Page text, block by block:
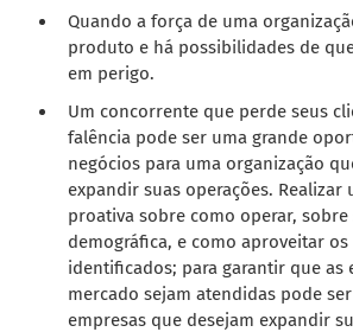
Quando a força de uma
produto e há possibilidades de
em perigo.
Um concorrente que perde seus
falência pode ser uma grande
negócios para uma organização
expandir suas operações. Realizar
proativa sobre como operar, sobre
demográfica, e como aproveitar
identificados; para garantir que as
mercado sejam atendidas pode
empresas que desejam expandir